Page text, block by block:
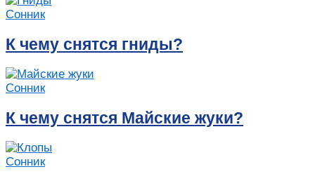
Сонник
К чему снятся гниды?
Сонник
К чему снятся Майские жуки?
Сонник